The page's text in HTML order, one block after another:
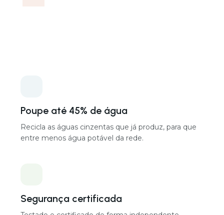
Saídas de reutilização
Dimensões por unidade